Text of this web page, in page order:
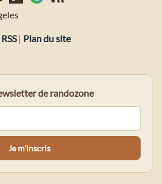
| Plan du site
de randozone